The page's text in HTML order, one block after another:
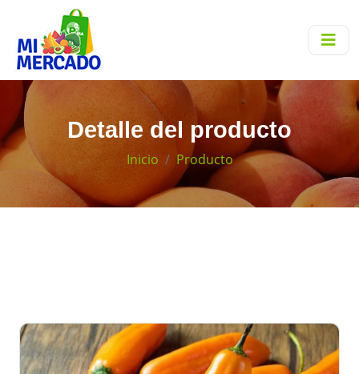
Detalle del producto
Inicio Producto